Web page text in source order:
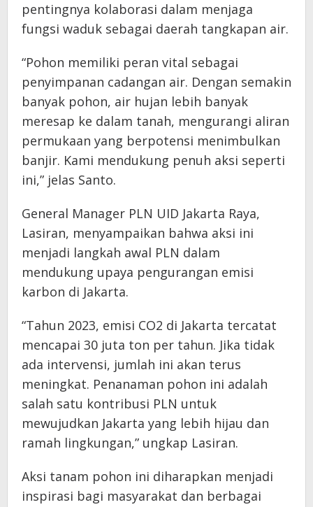
pentingnya kolaborasi dalam menjaga
fungsi waduk sebagai daerah tangkapan air.
“Pohon memiliki peran vital sebagai
penyimpanan cadangan air. Dengan semakin
banyak pohon, air hujan lebih banyak
meresap ke dalam tanah, mengurangi aliran
permukaan yang berpotensi menimbulkan
banjir. Kami mendukung penuh aksi seperti
ini,” jelas Santo.
General Manager PLN UID Jakarta Raya,
Lasiran, menyampaikan bahwa aksi ini
menjadi langkah awal PLN dalam
mendukung upaya pengurangan emisi
karbon di Jakarta.
“Tahun 2023, emisi CO2 di Jakarta tercatat
mencapai 30 juta ton per tahun. Jika tidak
ada intervensi, jumlah ini akan terus
meningkat. Penanaman pohon ini adalah
salah satu kontribusi PLN untuk
mewujudkan Jakarta yang lebih hijau dan
ramah lingkungan,” ungkap Lasiran.
Aksi tanam pohon ini diharapkan menjadi
inspirasi bagi masyarakat dan berbagai